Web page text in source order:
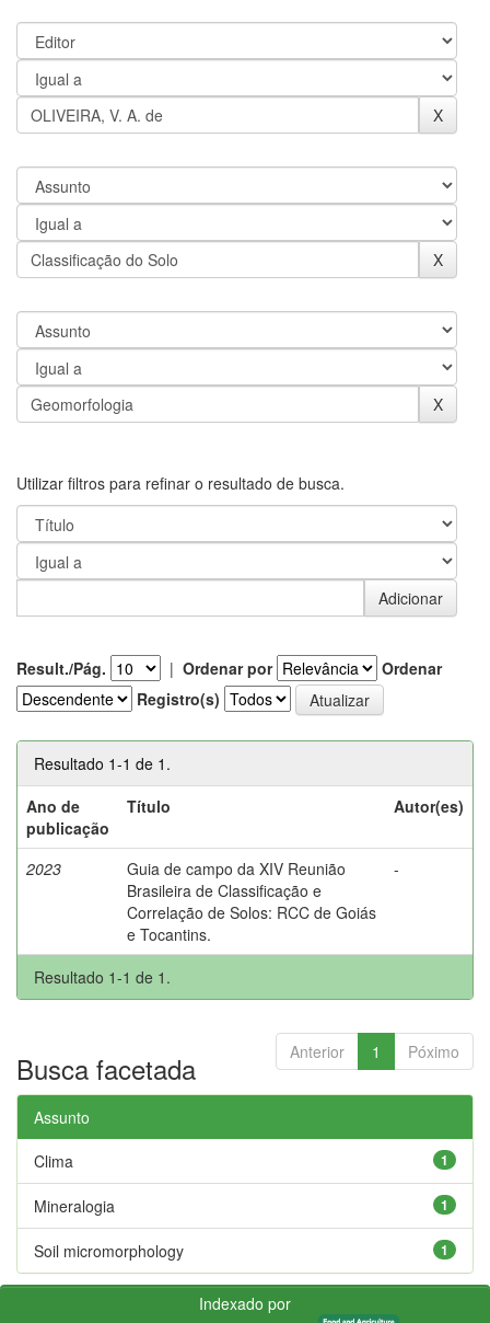
Utilizar filtros para refinar o resultado de busca.
Result./Pág. | Ordenar por
Ordenar
Registro(s)
Resultado 1-1 de 1.
Ano de
publicação
Título Autor(es)
2023
Guia de campo da XIV Reunião
Brasileira de Classificação e
Correlação de Solos: RCC de Goiás
e Tocantins.
-
Resultado 1-1 de 1.
Anterior 1 Póximo
Busca facetada
Assunto
1
Clima
1
Mineralogia
1
Soil micromorphology
Indexado por